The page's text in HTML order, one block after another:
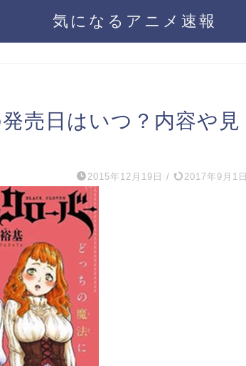
気になるアニメ速報
売日はいつ？内容や見
2015年12月19日 / 2017年9月1日